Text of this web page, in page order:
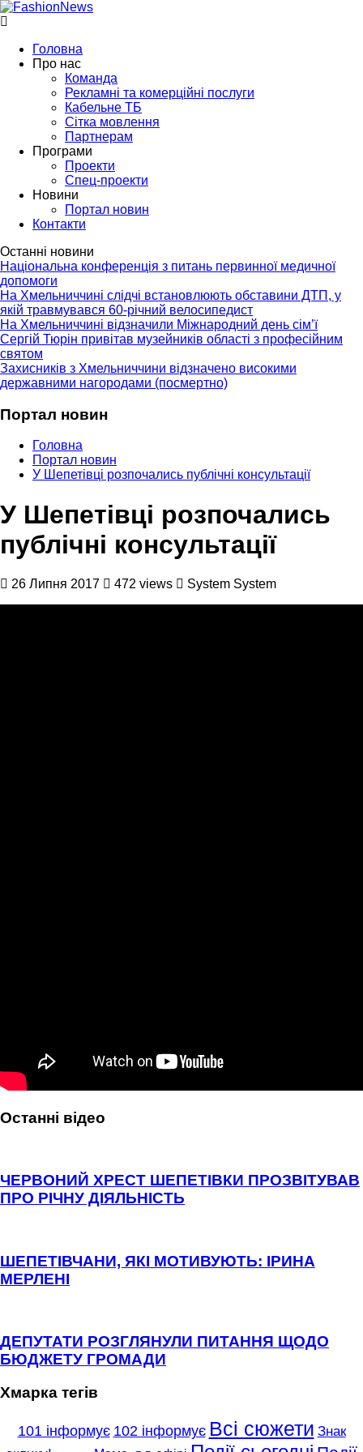
Головна
Про нас
Команда
Рекламні та комерційні послуги
Кабельне ТБ
Сітка мовлення
Партнерам
Програми
Проекти
Спец-проекти
Новини
Портал новин
Контакти
Останні новини
Національна конференція з питань первинної медичної
допомоги
На Хмельниччині слідчі встановлюють обставини ДТП, у
якій травмувався 60-річний велосипедист
На Хмельниччині відзначили Міжнародний день сім’ї
Сергій Тюрін привітав музейників області з професійним
святом
Захисників з Хмельниччини відзначено високими
державними нагородами (посмертно)
Портал новин
Головна
Портал новин
У Шепетівці розпочались публічні консультації
У Шепетівці розпочались
публічні консультації
26 Липня 2017 472 views System System
Останні відео
ЧЕРВОНИЙ ХРЕСТ ШЕПЕТІВКИ ПРОЗВІТУВАВ
ПРО РІЧНУ ДІЯЛЬНІСТЬ
ШЕПЕТІВЧАНИ, ЯКІ МОТИВУЮТЬ: ІРИНА
МЕРЛЕНІ
ДЕПУТАТИ РОЗГЛЯНУЛИ ПИТАННЯ ЩОДО
БЮДЖЕТУ ГРОМАДИ
Хмарка тегів
101 інформує 102 інформує Всі сюжети Знак